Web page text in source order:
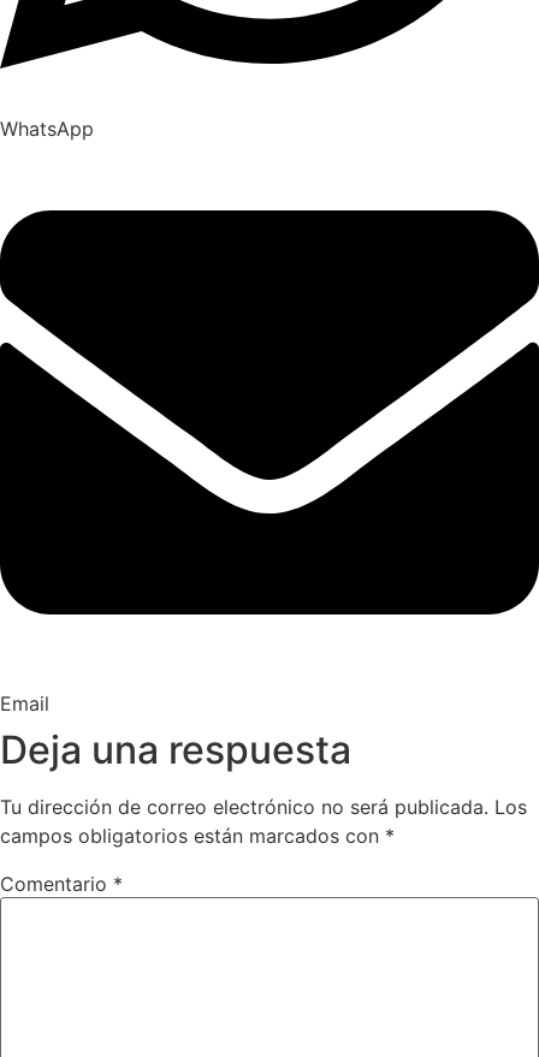
WhatsApp
Email
Deja una respuesta
Tu dirección de correo electrónico no será publicada. Los
campos obligatorios están marcados con *
Comentario *